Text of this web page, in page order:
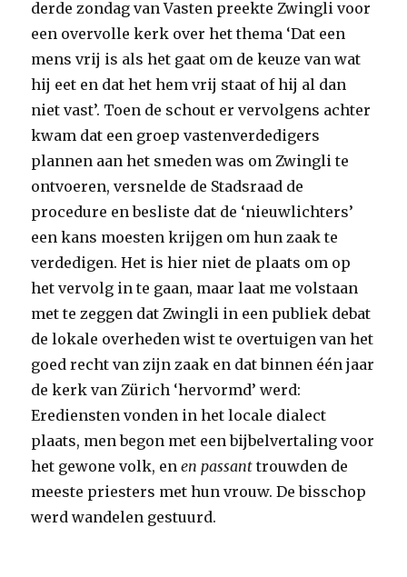
derde zondag van Vasten preekte Zwingli voor
een overvolle kerk over het thema ‘Dat een
mens vrij is als het gaat om de keuze van wat
hij eet en dat het hem vrij staat of hij al dan
niet vast’. Toen de schout er vervolgens achter
kwam dat een groep vastenverdedigers
plannen aan het smeden was om Zwingli te
ontvoeren, versnelde de Stadsraad de
procedure en besliste dat de ‘nieuwlichters’
een kans moesten krijgen om hun zaak te
verdedigen. Het is hier niet de plaats om op
het vervolg in te gaan, maar laat me volstaan
met te zeggen dat Zwingli in een publiek debat
de lokale overheden wist te overtuigen van het
goed recht van zijn zaak en dat binnen één jaar
de kerk van Zürich ‘hervormd’ werd:
Erediensten vonden in het locale dialect
plaats, men begon met een bijbelvertaling voor
het gewone volk, enen passant trouwden de
meeste priesters met hun vrouw. De bisschop
werd wandelen gestuurd.